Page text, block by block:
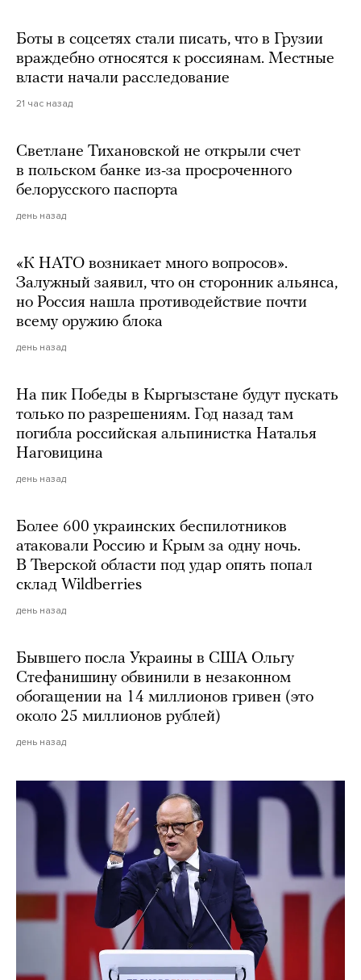
Боты в соцсетях стали писать, что в Грузии
враждебно относятся к россиянам. Местные
власти начали расследование
21 час назад
Светлане Тихановской не открыли счет
в польском банке из-за просроченного
белорусского паспорта
день назад
«К НАТО возникает много вопросов».
Залужный заявил, что он сторонник альянса,
но Россия нашла противодействие почти
всему оружию блока
день назад
На пик Победы в Кыргызстане будут пускать
только по разрешениям. Год назад там
погибла российская альпинистка Наталья
Наговицина
день назад
Более 600 украинских беспилотников
атаковали Россию и Крым за одну ночь.
В Тверской области под удар опять попал
склад Wildberries
день назад
Бывшего посла Украины в США Ольгу
Стефанишину обвинили в незаконном
обогащении на 14 миллионов гривен (это
около 25 миллионов рублей)
день назад